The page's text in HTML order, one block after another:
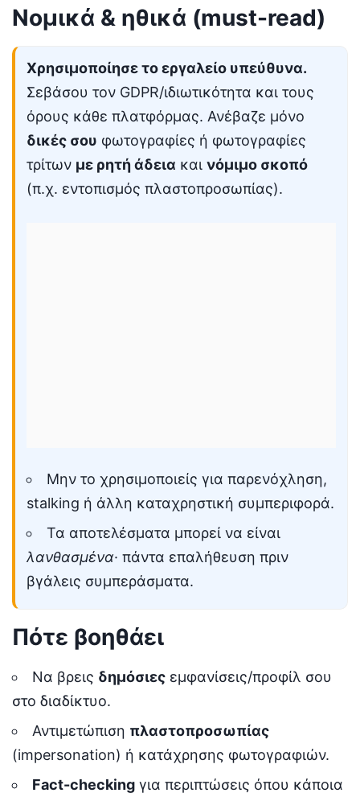
Νομικά & ηθικά (must-read)
Χρησιμοποίησε το εργαλείο υπεύθυνα.
Σεβάσου τον GDPR/ιδιωτικότητα και τους
όρους κάθε πλατφόρμας. Ανέβαζε μόνο
δικές σου φωτογραφίες ή φωτογραφίες
τρίτων με ρητή άδεια και νόμιμο σκοπό
(π.χ. εντοπισμός πλαστοπροσωπίας).
Μην το χρησιμοποιείς για παρενόχληση,
stalking ή άλλη καταχρηστική συμπεριφορά.
Τα αποτελέσματα μπορεί να είναι
λανθασμένα· πάντα επαλήθευση πριν
βγάλεις συμπεράσματα.
Πότε βοηθάει
Να βρεις δημόσιες εμφανίσεις/προφίλ σου
στο διαδίκτυο.
Αντιμετώπιση πλαστοπροσωπίας
(impersonation) ή κατάχρησης φωτογραφιών.
Fact-checking για περιπτώσεις όπου κάποια